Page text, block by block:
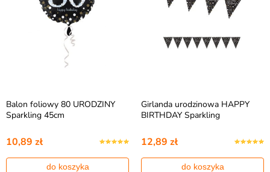
Balon foliowy 80 URODZINY
Sparkling 45cm
10,89 zł
do koszyka
Girlanda urodzinowa HAPPY
BIRTHDAY Sparkling
12,89 zł
do koszyka